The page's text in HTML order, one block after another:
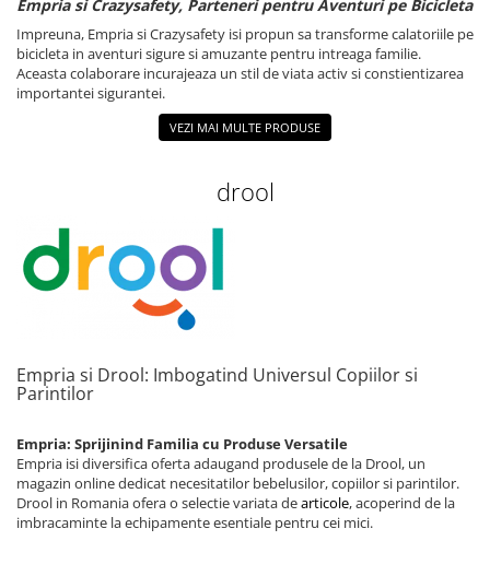
Empria si Crazysafety, Parteneri pentru Aventuri pe Bicicleta
Impreuna, Empria si Crazysafety isi propun sa transforme calatoriile pe
bicicleta in aventuri sigure si amuzante pentru intreaga familie.
Aceasta colaborare incurajeaza un stil de viata activ si constientizarea
importantei sigurantei.
VEZI MAI MULTE PRODUSE
drool
Empria si Drool: Imbogatind Universul Copiilor si
Parintilor
Empria: Sprijinind Familia cu Produse Versatile
Empria isi diversifica oferta adaugand produsele de la Drool, un
magazin online dedicat necesitatilor bebelusilor, copiilor si parintilor.
Drool in Romania ofera o selectie variata dearticole, acoperind de la
imbracaminte la echipamente esentiale pentru cei mici.